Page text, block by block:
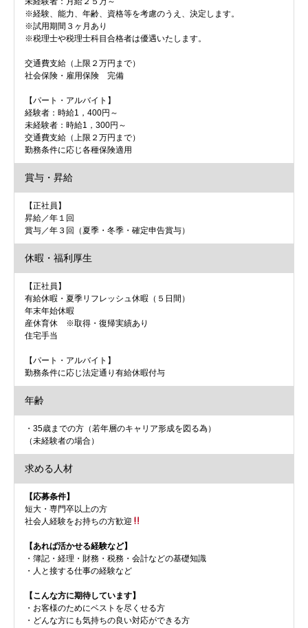
※経験、能力、年齢、資格等を考慮のうえ、決定します。
※試用期間３ヶ月あり
※税理士や税理士科目合格者は優遇いたします。
交通費支給（上限２万円まで）
社会保険・雇用保険 完備
【パート・アルバイト】
経験者：時給1，400円～
未経験者：時給1，300円～
交通費支給（上限２万円まで）
勤務条件に応じ各種保険適用
賞与・昇給
【正社員】
昇給／年１回
賞与／年３回（夏季・冬季・確定申告賞与）
休暇・福利厚生
【正社員】
有給休暇・夏季リフレッシュ休暇（５日間）
年末年始休暇
産休育休 ※取得・復帰実績あり
住宅手当
【パート・アルバイト】
勤務条件に応じ法定通り有給休暇付与
年齢
・35歳までの方（若年層のキャリア形成を図る為）
（未経験者の場合）
求める人材
【応募条件】
短大・専門卒以上の方
社会人経験をお持ちの方歓迎
【あれば活かせる経験など】
・簿記・経理・財務・税務・会計などの基礎知識
・人と接する仕事の経験など
【こんな方に期待しています】
・お客様のためにベストを尽くせる方
・どんな方にも気持ちの良い対応ができる方